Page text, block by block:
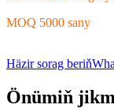
MOQ 5000 sany
Häzir sorag beriň
Önümiň